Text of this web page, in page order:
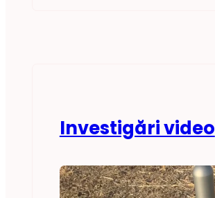
Investigări video